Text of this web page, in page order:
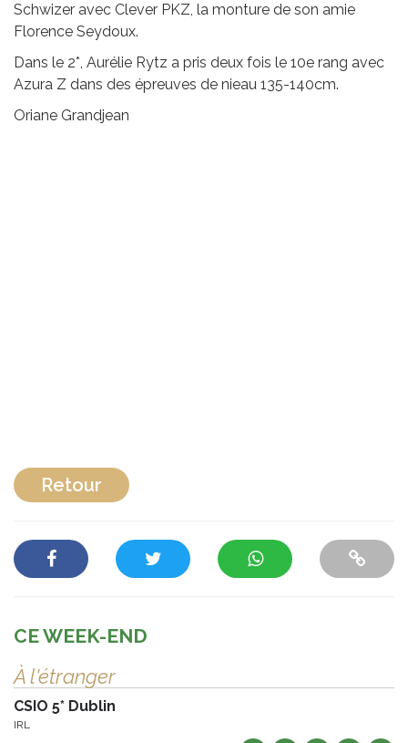
Schwizer avec Clever PKZ, la monture de son amie
Florence Seydoux.
Dans le 2*, Aurélie Rytz a pris deux fois le 10e rang avec
Azura Z dans des épreuves de nieau 135-140cm.
Oriane Grandjean
Retour
CE WEEK-END
À l'étranger
CSIO 5* Dublin
IRL